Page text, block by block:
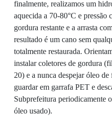
finalmente, realizamos um
aquecida a 70-80°C e pressão
gordura restante e a arrasta
resultado é um cano sem
totalmente restaurada.
instalar coletores de gordura
20) e a nunca despejar óleo
guardar em garrafa PET e
Subprefeitura periodicamente
óleo usado).